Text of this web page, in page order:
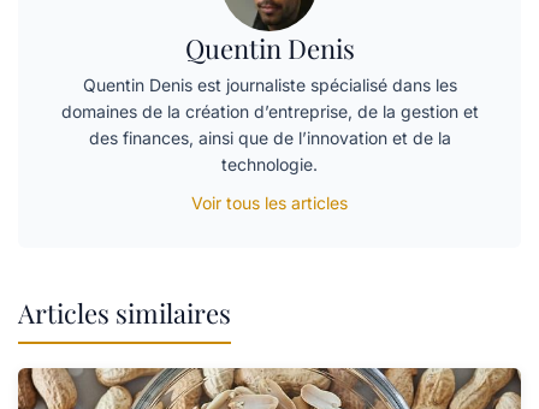
Quentin Denis
Quentin Denis est journaliste spécialisé dans les
domaines de la création d’entreprise, de la gestion et
des finances, ainsi que de l’innovation et de la
technologie.
Voir tous les articles
Articles similaires